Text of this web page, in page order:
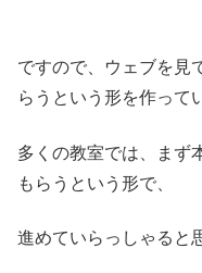
ですので、ウェブを見
らうという形を作って
多くの教室では、まず
もらうという形で、
進めていらっしゃると